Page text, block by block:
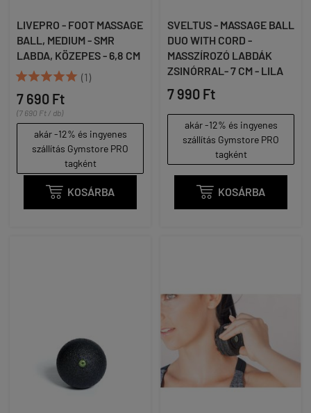
LIVEPRO - FOOT MASSAGE
BALL, MEDIUM - SMR
LABDA, KÖZEPES - 6,8 CM
 (1)
7 690 Ft
(7 690 Ft / db)
akár -12% és ingyenes
szállítás Gymstore PRO
tagként
 KOSÁRBA
SVELTUS - MASSAGE BALL
DUO WITH CORD -
MASSZÍROZÓ LABDÁK
ZSINÓRRAL- 7 CM - LILA
7 990 Ft
akár -12% és ingyenes
szállítás Gymstore PRO
tagként
 KOSÁRBA